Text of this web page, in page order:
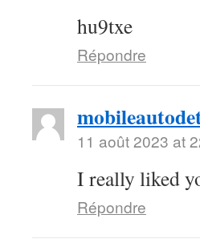
hu9txe
Répondre
11 août 2023 at
I really liked
Répondre